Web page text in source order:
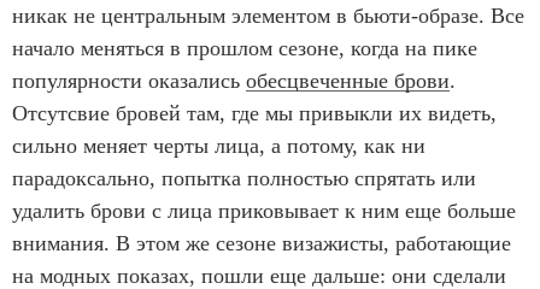
никак не центральным элементом в бьюти-образе. Все
начало меняться в прошлом сезоне, когда на пике
популярности оказались обесцвеченные брови.
Отсутсвие бровей там, где мы привыкли их видеть,
сильно меняет черты лица, а потому, как ни
парадоксально, попытка полностью спрятать или
удалить брови с лица приковывает к ним еще больше
внимания. В этом же сезоне визажисты, работающие
на модных показах, пошли еще дальше: они сделали